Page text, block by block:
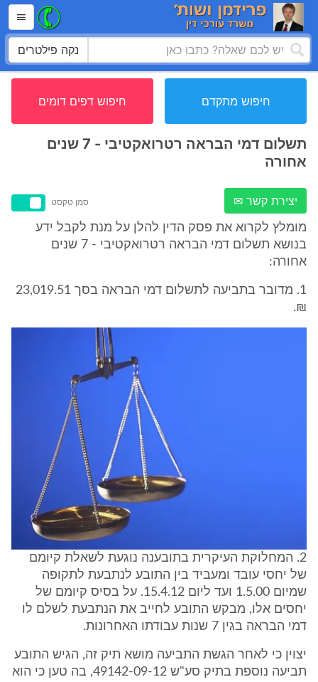
נקה פילטרים
חיפוש מתקדם חיפוש דפים דומים
תשלום דמי הבראה רטרואקטיבי - 7 שנים
אחורה
יצירת קשר ✉ סמן טקסט
מומלץ לקרוא את פסק הדין להלן על מנת לקבל ידע
בנושא תשלום דמי הבראה רטרואקטיבי - 7 שנים
אחורה:
1. מדובר בתביעה לתשלום דמי הבראה בסך 23,019.51
₪.
2. המחלוקת העיקרית בתובענה נוגעת לשאלת קיומם
של יחסי עובד ומעביד בין התובע לנתבעת לתקופה
שמיום 1.5.00 ועד ליום 15.4.12. על בסיס קיומם של
יחסים אלו, מבקש התובע לחייב את הנתבעת לשלם לו
דמי הבראה בגין 7 שנות עבודתו האחרונות.
יצוין כי לאחר הגשת התביעה מושא תיק זה, הגיש התובע
תביעה נוספת בתיק סע"ש 49142-09-12, בה טען כי הוא